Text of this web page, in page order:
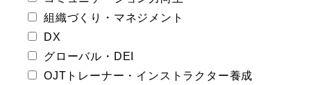
組織づくり・マネジメント
DX
グローバル・DEI
OJTトレーナー・インストラクター養成